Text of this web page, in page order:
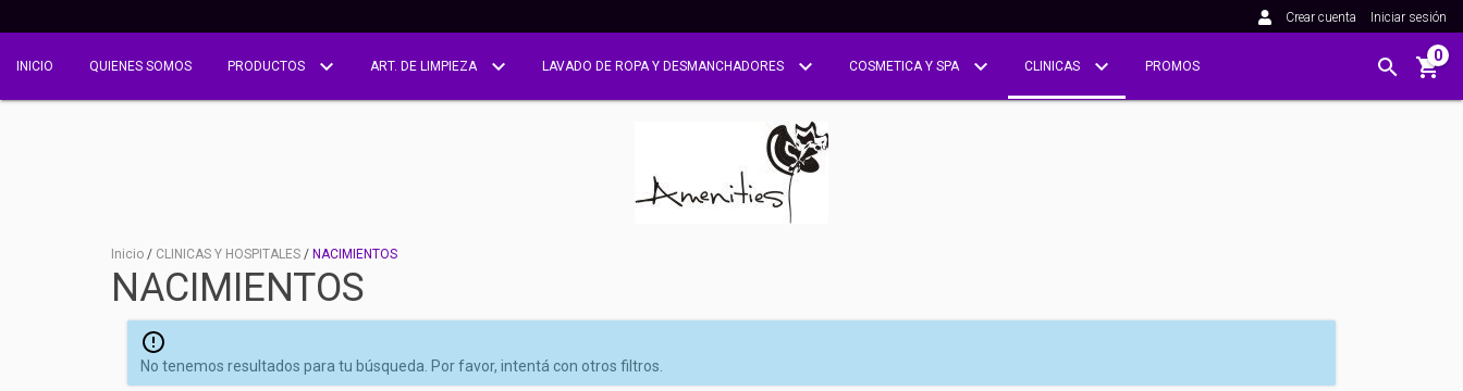
Crear cuenta Iniciar sesión
INICIO QUIENES SOMOS PRODUCTOS ART. DE LIMPIEZA LAVADO DE ROPA Y DESMANCHADORES COSMETICA Y SPA CLINICAS PROMOS
0
Inicio / CLINICAS Y HOSPITALES / NACIMIENTOS
NACIMIENTOS
No tenemos resultados para tu búsqueda. Por favor, intentá con otros filtros.